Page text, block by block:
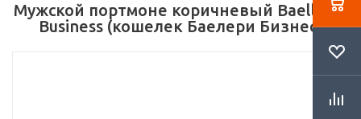
Мужской портмоне коричневый Baellerry
Business (кошелек Баелери Бизнес)